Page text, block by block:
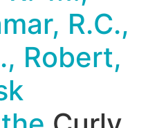
R.C.,
Robert,